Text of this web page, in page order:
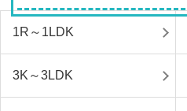
1R～1LDK
3K～3LDK